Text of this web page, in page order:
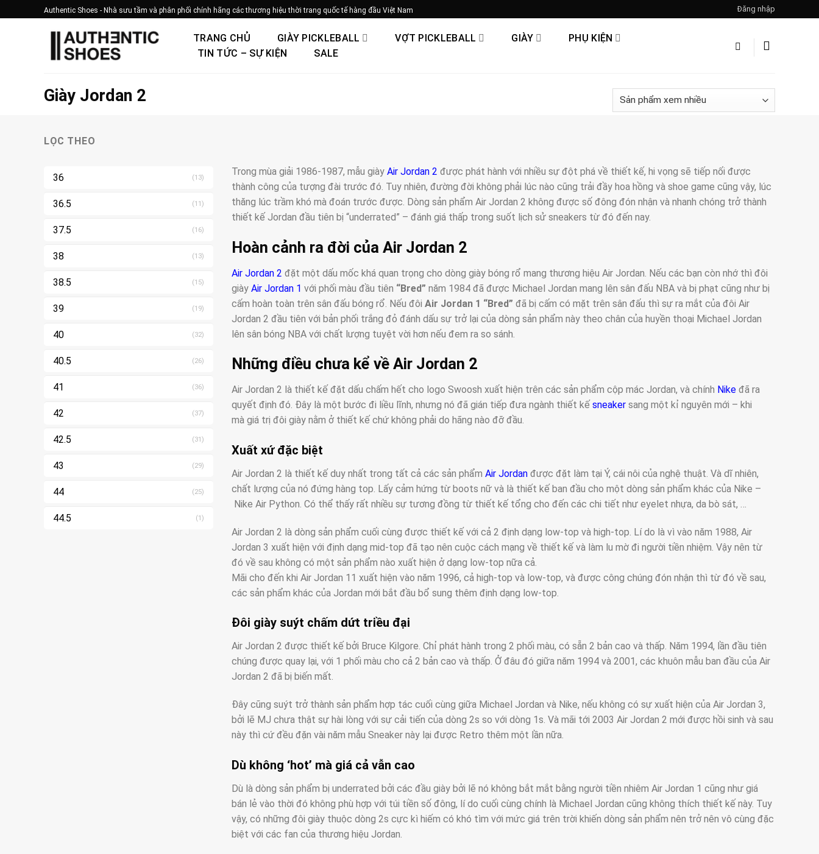
qua
Authentic Shoes - Nhà sưu tầm và phân phối chính hãng các thương hiệu thời trang quốc tế hàng đầu Việt Nam Đăng nhập
TRANG CHỦ GIÀY PICKLEBALL VỢT PICKLEBALL GIÀY
PHỤ KIỆN
TIN TỨC – SỰ KIỆN
SALE
Giày Jordan 2
LỌC THEO
36 (13)
36.5 (11)
37.5 (16)
38 (13)
38.5 (15)
39 (19)
40 (32)
40.5 (26)
41 (36)
42 (37)
42.5 (31)
43 (29)
44 (25)
44.5 (1)
Trong mùa giải 1986-1987, mẫu giày Air Jordan 2 được phát hành với nhiều sự đột phá về thiết kế, hi vọng sẽ tiếp nối được
thành công của tượng đài trước đó. Tuy nhiên, đường đời không phải lúc nào cũng trải đầy hoa hồng và shoe game cũng vậy, lúc
thăng lúc trầm khó mà đoán trước được. Dòng sản phẩm Air Jordan 2 không được số đông đón nhận và nhanh chóng trở thành
thiết kế Jordan đầu tiên bị “underrated” – đánh giá thấp trong suốt lịch sử sneakers từ đó đến nay.
Hoàn cảnh ra đời của Air Jordan 2
Air Jordan 2 đặt một dấu mốc khá quan trọng cho dòng giày bóng rổ mang thương hiệu Air Jordan. Nếu các bạn còn nhớ thì đôi
giày Air Jordan 1 với phối màu đầu tiên “Bred” năm 1984 đã được Michael Jordan mang lên sân đấu NBA và bị phạt cũng như bị
cấm hoàn toàn trên sân đấu bóng rổ. Nếu đôi Air Jordan 1 “Bred” đã bị cấm có mặt trên sân đấu thì sự ra mắt của đôi Air
Jordan 2 đầu tiên với bản phối trắng đỏ đánh dấu sự trở lại của dòng sản phẩm này theo chân của huyền thoại Michael Jordan
lên sân bóng NBA với chất lượng tuyệt vời hơn nếu đem ra so sánh.
Những điều chưa kể về Air Jordan 2
Air Jordan 2 là thiết kế đặt dấu chấm hết cho logo Swoosh xuất hiện trên các sản phẩm cộp mác Jordan, và chính Nikeđã ra
quyết định đó. Đây là một bước đi liều lĩnh, nhưng nó đã gián tiếp đưa ngành thiết kế sneakersang một kỉ nguyên mới – khi
mà giá trị đôi giày nằm ở thiết kế chứ không phải do hãng nào đỡ đầu.
Xuất xứ đặc biệt
Air Jordan 2 là thiết kế duy nhất trong tất cả các sản phẩm Air Jordanđược đặt làm tại Ý, cái nôi của nghệ thuật. Và dĩ nhiên,
chất lượng của nó đứng hàng top. Lấy cảm hứng từ boots nữ và là thiết kế ban đầu cho một dòng sản phẩm khác của Nike –
Nike Air Python. Có thể thấy rất nhiều sự tương đồng từ thiết kế tổng cho đến các chi tiết như eyelet nhựa, da bò sát, …
Air Jordan 2 là dòng sản phẩm cuối cùng được thiết kế với cả 2 định dạng low-top và high-top. Lí do là vì vào năm 1988, Air
Jordan 3 xuất hiện với định dạng mid-top đã tạo nên cuộc cách mạng về thiết kế và làm lu mờ đi người tiền nhiệm. Vậy nên từ
đó về sau không có một sản phẩm nào xuất hiện ở dạng low-top nữa cả.
Mãi cho đến khi Air Jordan 11 xuất hiện vào năm 1996, cả high-top và low-top, và được công chúng đón nhận thì từ đó về sau,
các sản phẩm khác của Jordan mới bắt đầu bổ sung thêm định dạng low-top.
Đôi giày suýt chấm dứt triều đại
Air Jordan 2 được thiết kế bởi Bruce Kilgore. Chỉ phát hành trong 2 phối màu, có sẵn 2 bản cao và thấp. Năm 1994, lần đầu tiên
chúng được quay lại, với 1 phối màu cho cả 2 bản cao và thấp. Ở đâu đó giữa năm 1994 và 2001, các khuôn mẫu ban đầu của Air
Jordan 2 đã bị biến mất.
Đây cũng suýt trở thành sản phẩm hợp tác cuối cùng giữa Michael Jordan và Nike, nếu không có sự xuất hiện của Air Jordan 3,
bởi lẽ MJ chưa thật sự hài lòng với sự cải tiến của dòng 2s so với dòng 1s. Và mãi tới 2003 Air Jordan 2 mới được hồi sinh và sau
này thì cứ đều đặn vài năm mẫu Sneaker này lại được Retro thêm một lần nữa.
Dù không ‘hot’ mà giá cả vẫn cao
Dù là dòng sản phẩm bị underrated bởi các đầu giày bởi lẽ nó không bắt mắt bằng người tiền nhiêm Air Jordan 1 cũng như giá
bán lẻ vào thời đó không phù hợp với túi tiền số đông, lí do cuối cùng chính là Michael Jordan cũng không thích thiết kế này. Tuy
vậy, có những đôi giày thuộc dòng 2s cực kì hiếm có khó tìm với mức giá trên trời khiến dòng sản phẩm nên trở nên vô cùng đặc
biệt với các fan của thương hiệu Jordan.